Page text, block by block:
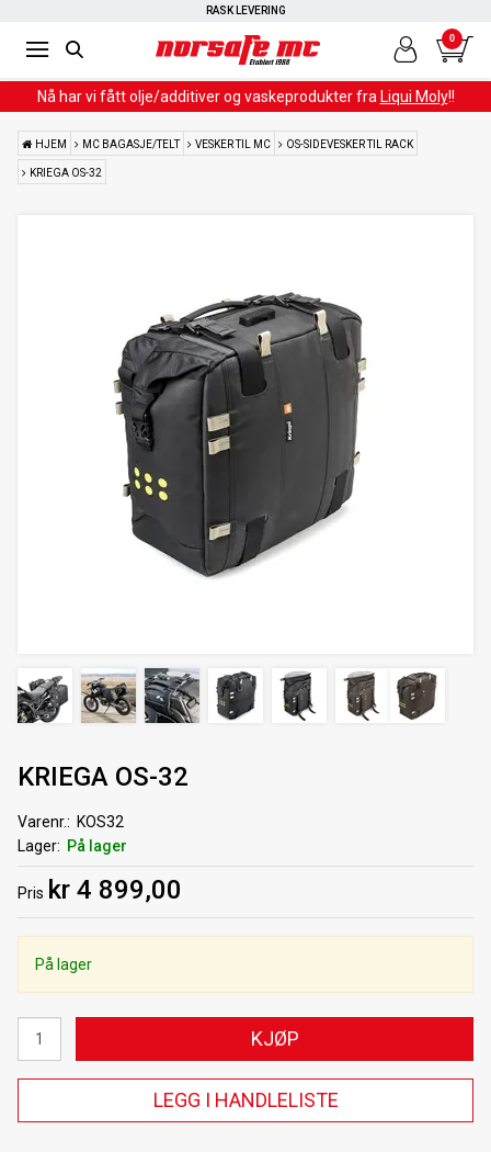
RASK LEVERING
0
Nå har vi fått olje/additiver og vaskeprodukter fra Liqui Moly!!
HJEM MC BAGASJE/TELT VESKER TIL MC OS-SIDEVESKER TIL RACK
KRIEGA OS-32
KRIEGA OS-32
Varenr.
KOS32
Lager
På lager
Pris kr 4 899,00
På lager
KJØP
LEGG I HANDLELISTE